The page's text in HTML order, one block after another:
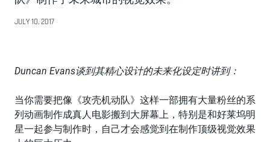
JULY 10, 2017
Duncan Evans谈到其精心设计的未来化设定时讲到：
当你需要把像《攻壳机动队》这样一部拥有大量粉丝的系
列动画制作成真人电影搬到大屏幕上，特别是和好莱坞明
星一起参与制作时，自己才会感觉到在制作顶级视觉效果